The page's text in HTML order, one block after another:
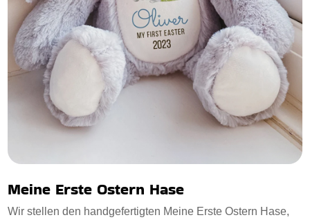
Meine Erste Ostern Hase
Wir stellen den handgefertigten Meine Erste Ostern Hase,